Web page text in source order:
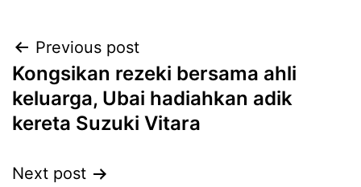
Post
navigation
Previous post
Kongsikan rezeki bersama ahli
keluarga, Ubai hadiahkan adik
kereta Suzuki Vitara
Next post